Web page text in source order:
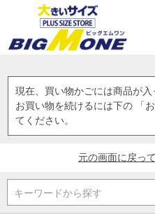
現在、買い物かごには商品が入
お買い物を続けるには下の 「
てください。
元の画面に戻っ
キーワードから探す